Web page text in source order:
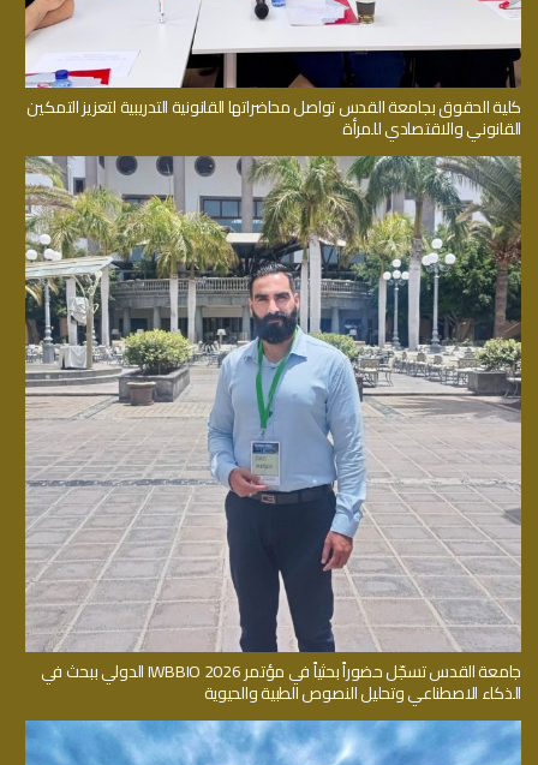
كلية الحقوق بجامعة القدس تواصل محاضراتها القانونية التدريبية لتعزيز التمكين
القانوني والاقتصادي للمرأة
جامعة القدس تسجّل حضوراً بحثياً في مؤتمر IWBBIO 2026 الدولي ببحث في
الذكاء الاصطناعي وتحليل النصوص الطبية والحيوية